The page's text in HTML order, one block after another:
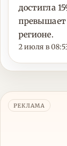
достигла
превышает
регионе.
2 июля в
РЕКЛАМА